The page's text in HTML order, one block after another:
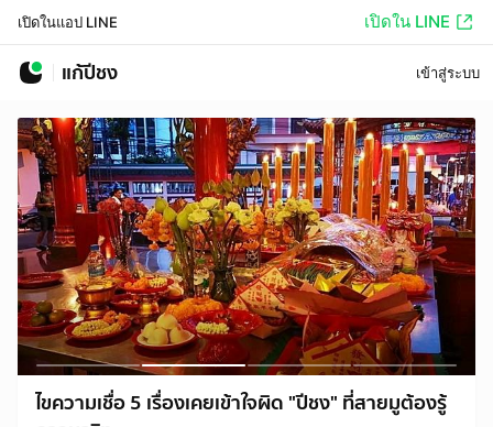
เปิดในแอป LINE เปิดใน LINE
แก้ปีชง เข้าสู่ระบบ
ไขความเชื่อ 5 เรื่องเคยเข้าใจผิด "ปีชง" ที่สายมูต้องรู้